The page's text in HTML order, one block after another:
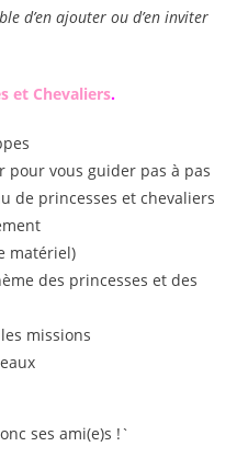
d’en ajouter ou d’en inviter
et Chevaliers.
pour vous guider pas à pas
de princesses et chevaliers
matériel)
des princesses et des
missions
ses ami(e)s !`